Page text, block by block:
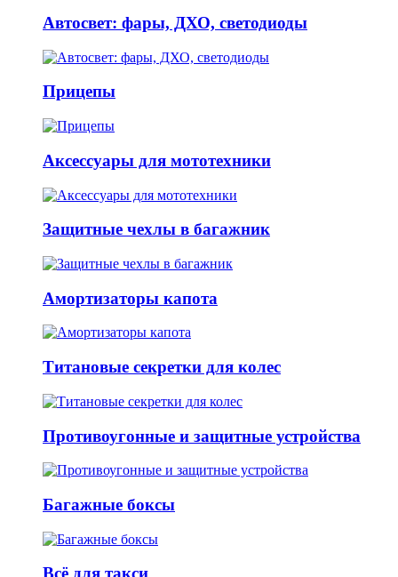
Автосвет: фары, ДХО, светодиоды
Прицепы
Аксессуары для мототехники
Защитные чехлы в багажник
Амортизаторы капота
Титановые секретки для колес
Противоугонные и защитные устройства
Багажные боксы